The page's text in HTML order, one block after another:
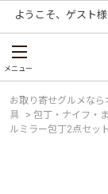
ようこそ、 ゲスト様
メニュー
お取り寄せグルメな
具
> 包丁・ナイフ・
ルミラー包丁2点セッ